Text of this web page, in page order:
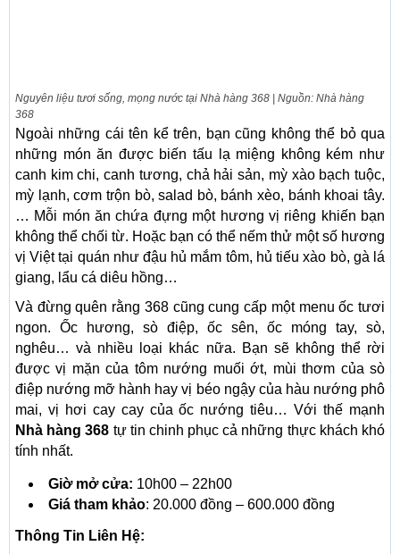
Nguyên liệu tươi sống, mọng nước tại Nhà hàng 368 | Nguồn: Nhà hàng
368
Ngoài những cái tên kể trên, bạn cũng không thể bỏ qua
những món ăn được biến tấu lạ miệng không kém như
canh kim chi, canh tương, chả hải sản, mỳ xào bạch tuộc,
mỳ lạnh, cơm trộn bò, salad bò, bánh xèo, bánh khoai tây.
… Mỗi món ăn chứa đựng một hương vị riêng khiến bạn
không thể chối từ. Hoặc bạn có thể nếm thử một số hương
vị Việt tại quán như đậu hủ mắm tôm, hủ tiếu xào bò, gà lá
giang, lẩu cá diêu ​​hồng…
Và đừng quên rằng 368 cũng cung cấp một menu ốc tươi
ngon. Ốc hương, sò điệp, ốc sên, ốc móng tay, sò,
nghêu… và nhiều loại khác nữa. Bạn sẽ không thể rời
được vị mặn của tôm nướng muối ớt, mùi thơm của sò
điệp nướng mỡ hành hay vị béo ngậy của hàu nướng phô
mai, vị hơi cay cay của ốc nướng tiêu… Với thế mạnh
Nhà hàng 368 tự tin chinh phục cả những thực khách khó
tính nhất.
Giờ mở cửa: 10h00 – 22h00
Giá tham khảo: 20.000 đồng – 600.000 đồng
Thông Tin Liên Hệ: